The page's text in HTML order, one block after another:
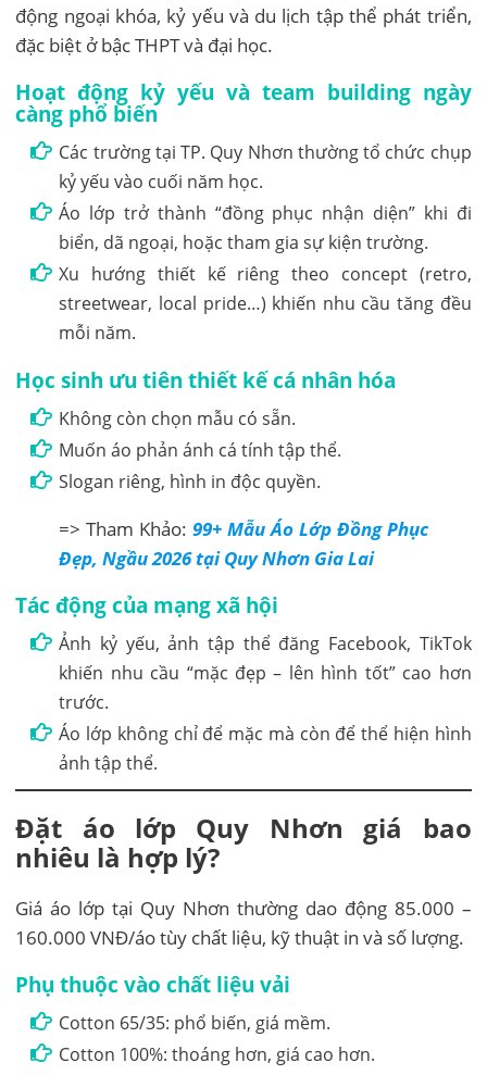
động ngoại khóa, kỷ yếu và du lịch tập thể phát triển,
đặc biệt ở bậc THPT và đại học.
Hoạt động kỷ yếu và team building ngày
càng phổ biến
Các trường tại TP. Quy Nhơn thường tổ chức chụp
kỷ yếu vào cuối năm học.
Áo lớp trở thành “đồng phục nhận diện” khi đi
biển, dã ngoại, hoặc tham gia sự kiện trường.
Xu hướng thiết kế riêng theo concept (retro,
streetwear, local pride…) khiến nhu cầu tăng đều
mỗi năm.
Học sinh ưu tiên thiết kế cá nhân hóa
Không còn chọn mẫu có sẵn.
Muốn áo phản ánh cá tính tập thể.
Slogan riêng, hình in độc quyền.
=> Tham Khảo:99+ Mẫu Áo Lớp Đồng Phục
Đẹp, Ngầu 2026 tại Quy Nhơn Gia Lai
Tác động của mạng xã hội
Ảnh kỷ yếu, ảnh tập thể đăng Facebook, TikTok
khiến nhu cầu “mặc đẹp – lên hình tốt” cao hơn
trước.
Áo lớp không chỉ để mặc mà còn để thể hiện hình
ảnh tập thể.
Đặt áo lớp Quy Nhơn giá bao
nhiêu là hợp lý?
Giá áo lớp tại Quy Nhơn thường dao động 85.000 –
160.000 VNĐ/áo tùy chất liệu, kỹ thuật in và số lượng.
Phụ thuộc vào chất liệu vải
Cotton 65/35: phổ biến, giá mềm.
Cotton 100%: thoáng hơn, giá cao hơn.